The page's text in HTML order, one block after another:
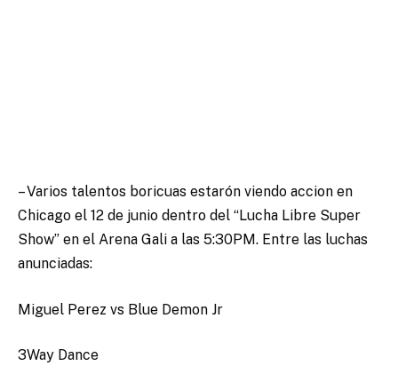
– Varios talentos boricuas estarón viendo accion en
Chicago el 12 de junio dentro del “Lucha Libre Super
Show” en el Arena Gali a las 5:30PM. Entre las luchas
anunciadas:
Miguel Perez vs Blue Demon Jr
3Way Dance